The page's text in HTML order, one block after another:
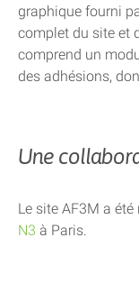
graphique fourni
complet du site et
comprend un
des adhésions,
Une
Le site AF3M a
N3 à Paris.